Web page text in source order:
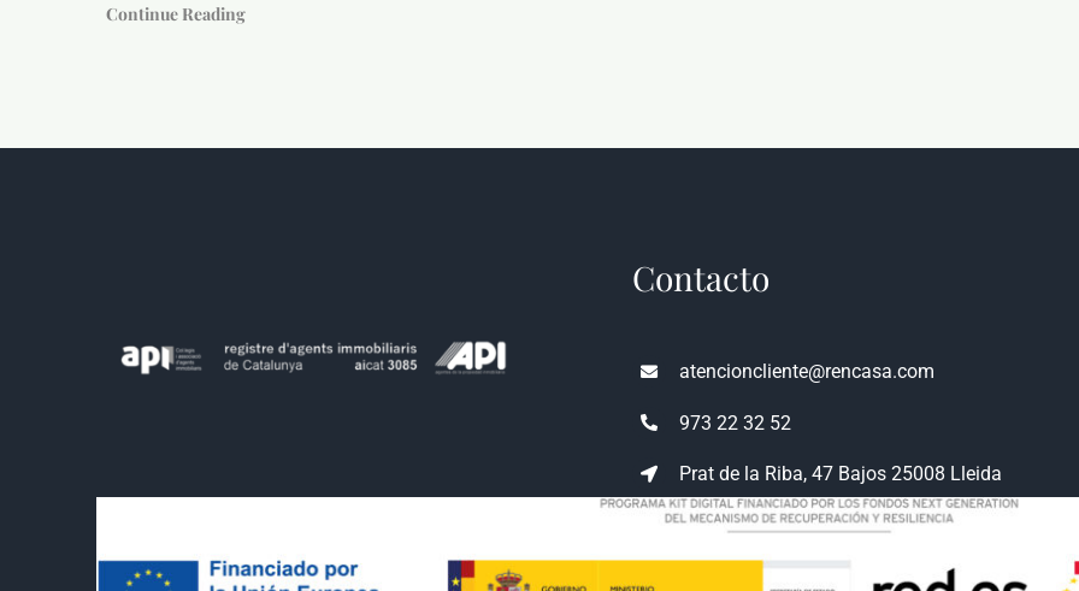
Continue Reading
Contacto
atencioncliente@rencasa.com
973 22 32 52
Prat de la Riba, 47 Bajos 25008 Lleida